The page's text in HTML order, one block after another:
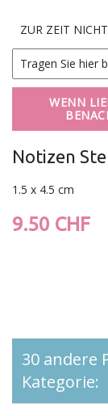
ZUR ZEIT
WENN
Notizen
1.5 x 4.5 cm
9.50 CHF
30 andere
Kategorie: